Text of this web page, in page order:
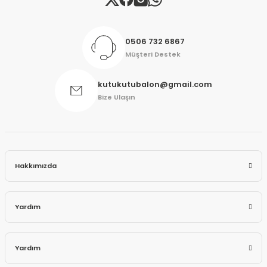
0506 732 6867
Müşteri Destek
kutukutubalon@gmail.com
Bize Ulaşın
Hakkımızda
Yardım
Yardım